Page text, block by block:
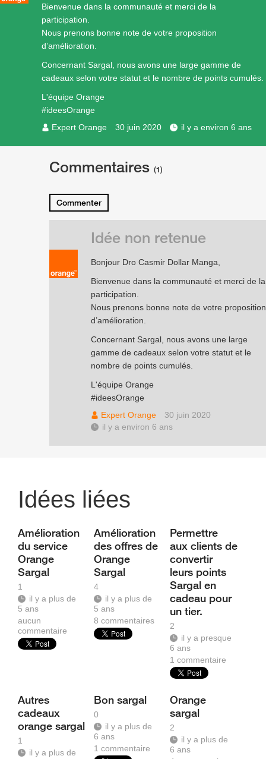
Bienvenue dans la communauté et merci de la
participation.
Nous prenons bonne note de votre proposition
d’amélioration.
Concernant Sargal, nous avons une large gamme de
cadeaux selon votre statut et le nombre de points cumulés.
L'équipe Orange
#ideesOrange
Expert Orange
30 juin 2020 il y a environ 6 ans
Commentaires (1)
Commenter
Bonjour Dro Casmir Dollar Manga,
Bienvenue dans la communauté et merci de la
participation.
Nous prenons bonne note de votre proposition
d’amélioration.
Concernant Sargal, nous avons une large
gamme de cadeaux selon votre statut et le
nombre de points cumulés.
L'équipe Orange
#ideesOrange
Expert Orange
30 juin 2020
il y a environ 6 ans
Idée non retenue
Idées liées
Amélioration
du service
Orange
Sargal
1
il y a plus de
5 ans
aucun
commentaire
Amélioration
des offres de
Orange
Sargal
4
il y a plus de
5 ans
8commentaires
Permettre
aux clients de
convertir
leurs points
Sargal en
cadeau pour
un tier.
2
il y a presque
6 ans
1commentaire
Autres
cadeaux
orange sargal
1
il y a plus de
Bon sargal
0
il y a plus de
6 ans
1commentaire
Orange
sargal
2
il y a plus de
6 ans